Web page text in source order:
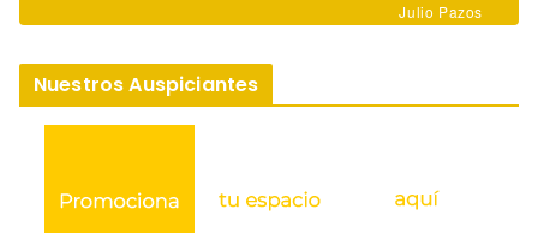
Julio Pazos
Nuestros Auspiciantes